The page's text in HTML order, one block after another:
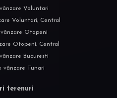
Voluntari
Voluntari, Central
Otopeni
Otopeni, Central
Bucuresti
vânzare Tunari
terenuri